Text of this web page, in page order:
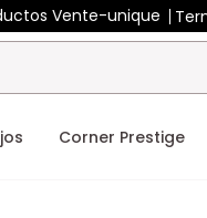
Vente-unique
Corner Prestige